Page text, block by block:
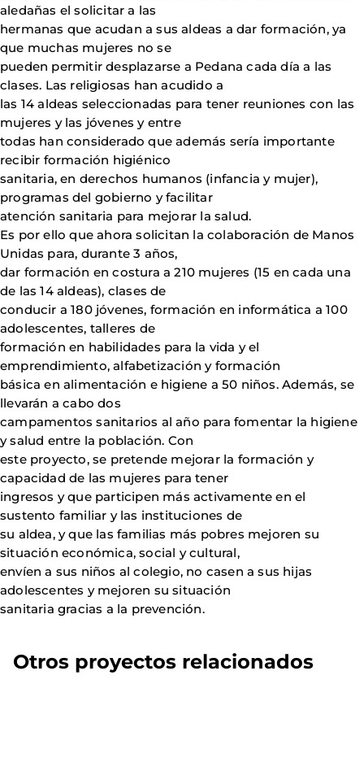
aledañas el solicitar a las
hermanas que acudan a sus aldeas a dar formación, ya
que muchas mujeres no se
pueden permitir desplazarse a Pedana cada día a las
clases. Las religiosas han acudido a
las 14 aldeas seleccionadas para tener reuniones con las
mujeres y las jóvenes y entre
todas han considerado que además sería importante
recibir formación higiénico
sanitaria, en derechos humanos (infancia y mujer),
programas del gobierno y facilitar
atención sanitaria para mejorar la salud.
Es por ello que ahora solicitan la colaboración de Manos
Unidas para, durante 3 años,
dar formación en costura a 210 mujeres (15 en cada una
de las 14 aldeas), clases de
conducir a 180 jóvenes, formación en informática a 100
adolescentes, talleres de
formación en habilidades para la vida y el
emprendimiento, alfabetización y formación
básica en alimentación e higiene a 50 niños. Además, se
llevarán a cabo dos
campamentos sanitarios al año para fomentar la higiene
y salud entre la población. Con
este proyecto, se pretende mejorar la formación y
capacidad de las mujeres para tener
ingresos y que participen más activamente en el
sustento familiar y las instituciones de
su aldea, y que las familias más pobres mejoren su
situación económica, social y cultural,
envíen a sus niños al colegio, no casen a sus hijas
adolescentes y mejoren su situación
sanitaria gracias a la prevención.
Otros proyectos relacionados